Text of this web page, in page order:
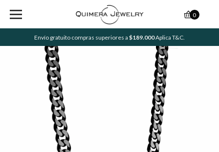
Envío gratuito compras superiores a $189.000Aplica T&C.
0